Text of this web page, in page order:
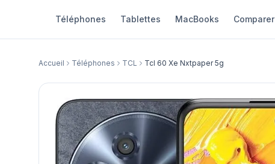
Téléphones Tablettes MacBooks Comparer
Accueil Téléphones TCL Tcl 60 Xe Nxtpaper 5g